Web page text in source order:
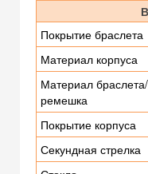
Покрытие браслета
Материал корпуса
Материал браслета/
ремешка
Покрытие корпуса
Секундная стрелка